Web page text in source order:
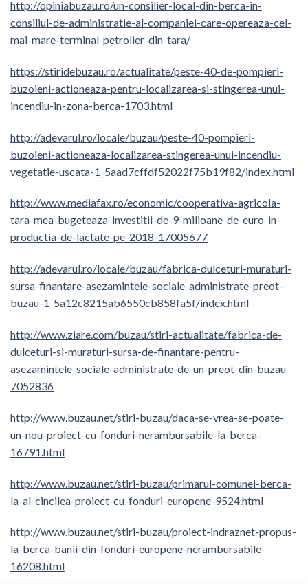
http://opiniabuzau.ro/un-consilier-local-din-berca-in-
consiliul-de-administratie-al-companiei-care-opereaza-cel-
mai-mare-terminal-petrolier-din-tara/
https://stiridebuzau.ro/actualitate/peste-40-de-pompieri-
buzoieni-actioneaza-pentru-localizarea-si-stingerea-unui-
incendiu-in-zona-berca-1703.html
http://adevarul.ro/locale/buzau/peste-40-pompieri-
buzoieni-actioneaza-localizarea-stingerea-unui-incendiu-
vegetatie-uscata-1_5aad7cffdf52022f75b19f82/index.html
http://www.mediafax.ro/economic/cooperativa-agricola-
tara-mea-bugeteaza-investitii-de-9-milioane-de-euro-in-
productia-de-lactate-pe-2018-17005677
http://adevarul.ro/locale/buzau/fabrica-dulceturi-muraturi-
sursa-finantare-asezamintele-sociale-administrate-preot-
buzau-1_5a12c8215ab6550cb858fa5f/index.html
http://www.ziare.com/buzau/stiri-actualitate/fabrica-de-
dulceturi-si-muraturi-sursa-de-finantare-pentru-
asezamintele-sociale-administrate-de-un-preot-din-buzau-
7052836
http://www.buzau.net/stiri-buzau/daca-se-vrea-se-poate-
un-nou-proiect-cu-fonduri-nerambursabile-la-berca-
16791.html
http://www.buzau.net/stiri-buzau/primarul-comunei-berca-
la-al-cincilea-proiect-cu-fonduri-europene-9524.html
http://www.buzau.net/stiri-buzau/proiect-indraznet-propus-
la-berca-banii-din-fonduri-europene-nerambursabile-
16208.html